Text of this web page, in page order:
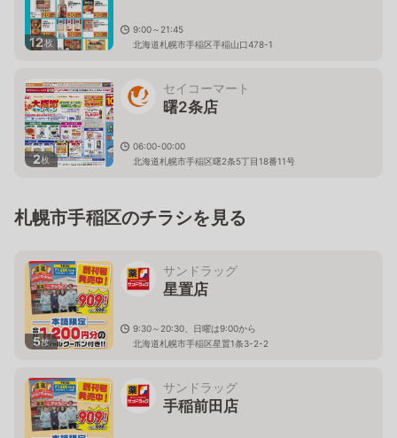
12枚
9:00～21:45
北海道札幌市手稲区手稲山口478-1
2枚
セイコーマート
曙2条店
06:00-00:00
北海道札幌市手稲区曙2条5丁目18番11号
札幌市手稲区のチラシを見る
5枚
サンドラッグ
星置店
9:30～20:30、日曜は9:00から
北海道札幌市手稲区星置1条3-2-2
サンドラッグ
手稲前田店